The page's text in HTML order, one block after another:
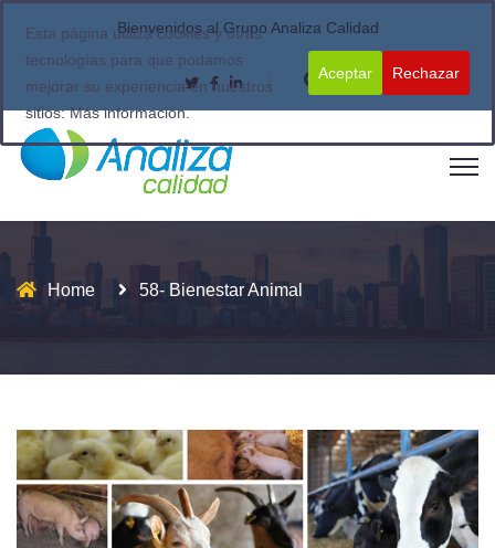
Bienvenidos al Grupo Analiza Calidad
Home 58- Bienestar Animal
Esta página utiliza cookies y otras
tecnologías para que podamos
mejorar su experiencia en nuestros
sitios:Más información.
Aceptar Rechazar